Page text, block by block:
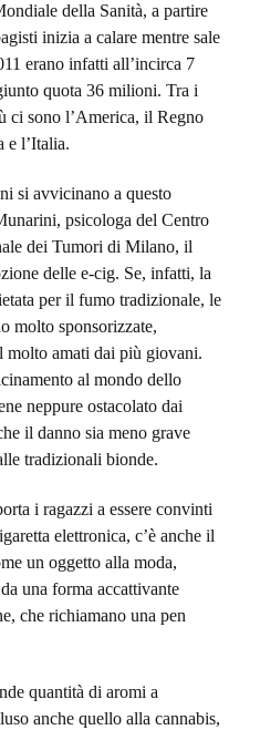
della Sanità, a partire
inizia a calare mentre sale
erano infatti all’incirca 7
quota 36 milioni. Tra i
ci sono l’America, il Regno
e l’Italia.
si avvicinano a questo
psicologa del Centro
dei Tumori di Milano, il
delle e-cig. Se, infatti, la
per il fumo tradizionale, le
molto sponsorizzate,
molto amati dai più giovani.
al mondo dello
neppure ostacolato dai
il danno sia meno grave
tradizionali bionde.
i ragazzi a essere convinti
elettronica, c’è anche il
un oggetto alla moda,
una forma accattivante
che richiamano una pen
quantità di aromi a
anche quello alla cannabis,